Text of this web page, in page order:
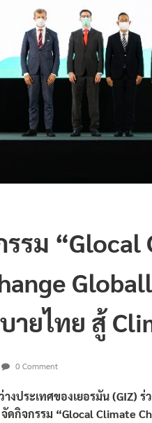
รม “Glocal
ยไทย สู้
0 Comment
งประเทศของเยอรมัน (GIZ) ร่
จัดกิจกรรม “Glocal Climate